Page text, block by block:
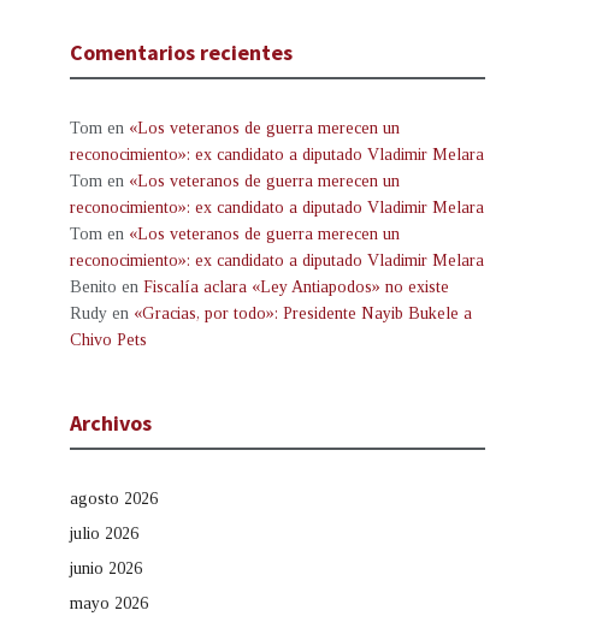
Comentarios recientes
Tom en «Los veteranos de guerra merecen un
reconocimiento»: ex candidato a diputado Vladimir Melara
Tom en «Los veteranos de guerra merecen un
reconocimiento»: ex candidato a diputado Vladimir Melara
Tom en «Los veteranos de guerra merecen un
reconocimiento»: ex candidato a diputado Vladimir Melara
Benito en Fiscalía aclara «Ley Antiapodos» no existe
Rudy en «Gracias, por todo»: Presidente Nayib Bukele a
Chivo Pets
Archivos
agosto 2026
julio 2026
junio 2026
mayo 2026